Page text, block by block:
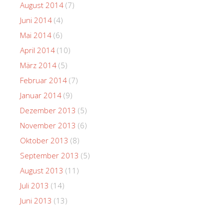
August 2014 (7)
Juni 2014 (4)
Mai 2014 (6)
April 2014 (10)
März 2014 (5)
Februar 2014 (7)
Januar 2014 (9)
Dezember 2013 (5)
November 2013 (6)
Oktober 2013 (8)
September 2013 (5)
August 2013 (11)
Juli 2013 (14)
Juni 2013 (13)